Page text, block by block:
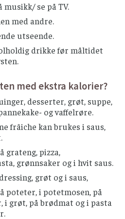
musikk/ se på TV.
med andre.
utseende.
drikke før måltidet
med ekstra kalorier?
desserter, grøt, suppe,
og vaffelrøre.
frâiche kan brukes i saus,
grateng, pizza,
grønnsaker og i hvit saus.
grøt og i saus,
poteter, i potetmosen, på
i grøt, på brødmat og i pasta